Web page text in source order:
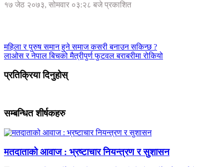
१७ जेठ २०७३, सोमवार ०३:२८ बजे प्रकाशित
महिला र पुरुष समान हुने समाज कसरी बनाउन सकिन्छ ?
लाओस र नेपाल बिचको मैत्रीपुर्ण फुटवल बराबरीमा रोकियो
प्रतिक्रिया दिनुहोस्
सम्बन्धित शीर्षकहरु
मतदाताको आवाज : भ्रष्टाचार नियन्त्रण र सुशासन